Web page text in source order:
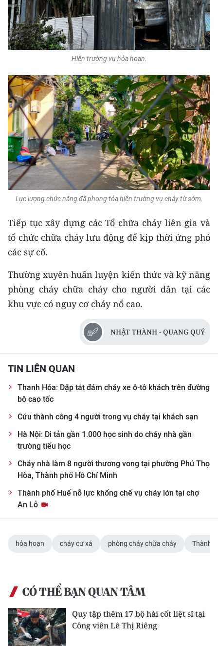
CHUYÊN ĐỀ
CÁC CHUYÊN TRANG
VỀ BÁO NHÂN DÂN
THỜI NAY
NHÂN DÂN CUỐI TUẦN
NHÂN DÂN HẰNG THÁNG
MUA BÁO
ĐỌC BÁO IN
中文
РУССКИЙ
ESPAÑOL
Hiện trường vụ hỏa hoạn.
Lực lượng chức năng đã phong tỏa hiện trường vụ cháy từ sớm.
Tiếp tục xây dựng các Tổ chữa cháy liên gia và
tổ chức chữa cháy lưu động để kịp thời ứng phó
các sự cố.
Thường xuyên huấn luyện kiến thức và kỹ năng
phòng cháy chữa cháy cho người dân tại các
khu vực có nguy cơ cháy nổ cao.
NHẬT THÀNH - QUANG QUÝ
TIN LIÊN QUAN
Thanh Hóa: Dập tắt đám cháy xe ô-tô khách trên đường
bộ cao tốc
Cứu thành công 4 người trong vụ cháy tại khách sạn
Hà Nội: Di tản gần 1.000 học sinh do cháy nhà gần
trường tiểu học
Cháy nhà làm 8 người thương vong tại phường Phú Thọ
Hòa, Thành phố Hồ Chí Minh
Thành phố Huế nỗ lực khống chế vụ cháy lớn tại chợ
An Lỗ
hỏa hoạn cháy cư xá phòng cháy chữa cháy Thành
CÓ THỂ BẠN QUAN TÂM
Quy tập thêm 17 bộ hài cốt liệt sĩ tại
Công viên Lê Thị Riêng